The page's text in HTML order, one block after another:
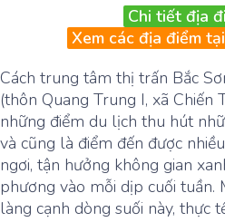
Chi tiết địa
Xem các địa điểm
Cách trung tâm thị trấn Bắc
(thôn Quang Trung I, xã
những điểm du lịch thu hút
và cũng là điểm đến được
ngơi, tận hưởng không gian
phương vào mỗi dịp cuối
làng cạnh dòng suối này, thực